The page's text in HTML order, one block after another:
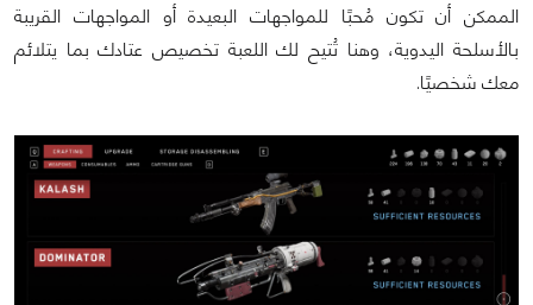
الممكن أن تكون مُحبًا للمواجهات البعيدة أو المواجهات القريبة
بالأسلحة اليدوية، وهنا تُتيح لك اللعبة تخصيص عتادك بما يتلائم
معك شخصيًا.